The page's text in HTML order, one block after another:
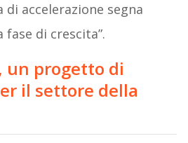
accelerazione segna
fase di crescita”.
un progetto di
il settore della